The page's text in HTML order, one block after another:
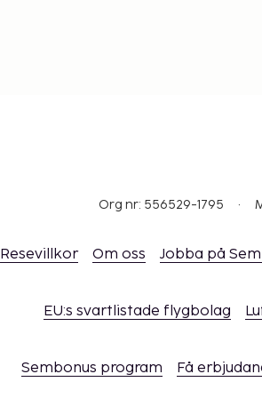
Org nr: 556529-1795
Resevillkor Om oss Jobba på
EU:s svartlistade flygbolag
Sembonus program Få